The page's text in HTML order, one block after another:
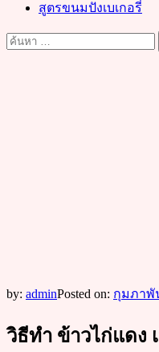
สูตรขนมปังเบเกอรี่
ค้นหา
by: adminPosted on: กุมภาพั
วิธีทำ ข้าวไก่แดง